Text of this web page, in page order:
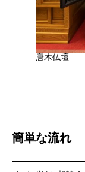
唐木仏壇
簡単な流れ